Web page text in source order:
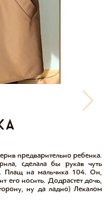
предварительно ребенка.
сделала бы рукав чуть
Плащ на мальчика 104. Он,
его носить. Додрастет дочь,
ну да ладно) Лекалом